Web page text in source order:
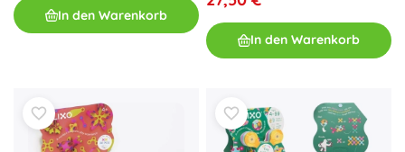
In den Warenkorb
In den Warenkorb